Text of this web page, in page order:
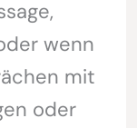
wenn
mit
oder